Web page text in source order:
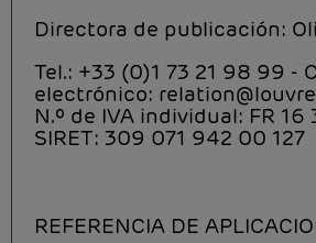
Directora de publicación:
Tel.: +33 (0)1 73 21 98 99 -
electrónico:
N.º de IVA individual: FR
SIRET: 309 071 942 00 127
REFERENCIA DE